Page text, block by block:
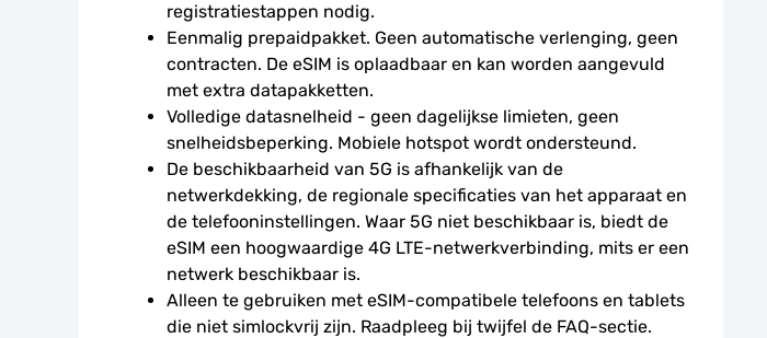
registratiestappen nodig.
Eenmalig prepaidpakket. Geen automatische verlenging, geen
contracten. De eSIM is oplaadbaar en kan worden aangevuld
met extra datapakketten.
Volledige datasnelheid - geen dagelijkse limieten, geen
snelheidsbeperking. Mobiele hotspot wordt ondersteund.
De beschikbaarheid van 5G is afhankelijk van de
netwerkdekking, de regionale specificaties van het apparaat en
de telefooninstellingen. Waar 5G niet beschikbaar is, biedt de
eSIM een hoogwaardige 4G LTE-netwerkverbinding, mits er een
netwerk beschikbaar is.
Alleen te gebruiken met eSIM-compatibele telefoons en tablets
die niet simlockvrij zijn. Raadpleeg bij twijfel de FAQ-sectie.